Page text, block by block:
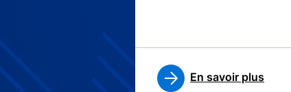
En savoir plus